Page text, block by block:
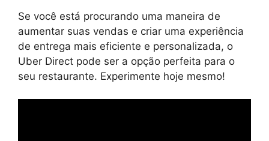
Se você está procurando uma maneira de
aumentar suas vendas e criar uma experiência
de entrega mais eficiente e personalizada, o
Uber Direct pode ser a opção perfeita para o
seu restaurante. Experimente hoje mesmo!